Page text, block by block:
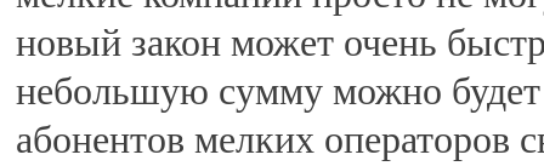
новый закон может очень
небольшую сумму можно будет
абонентов мелких операторов